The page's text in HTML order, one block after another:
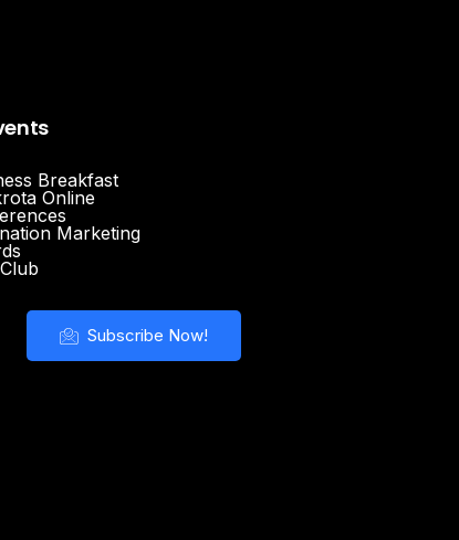
Breakfast
Online
Marketing
Subscribe Now!